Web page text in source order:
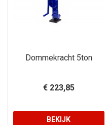
Dommekracht 5ton
€ 223,85
BEKIJK